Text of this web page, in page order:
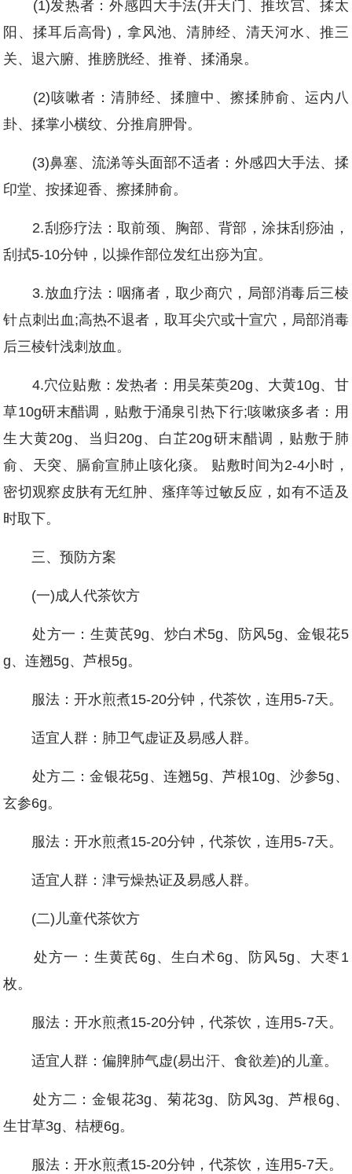
(1)发热者：外感四大手法(开天门、推坎宫、揉太
阳、揉耳后高骨)，拿风池、清肺经、清天河水、推三
关、退六腑、推膀胱经、推脊、揉涌泉。
(2)咳嗽者：清肺经、揉膻中、擦揉肺俞、运内八
卦、揉掌小横纹、分推肩胛骨。
(3)鼻塞、流涕等头面部不适者：外感四大手法、揉
印堂、按揉迎香、擦揉肺俞。
2.刮痧疗法：取前颈、胸部、背部，涂抹刮痧油，
刮拭5-10分钟，以操作部位发红出痧为宜。
3.放血疗法：咽痛者，取少商穴，局部消毒后三棱
针点刺出血;高热不退者，取耳尖穴或十宣穴，局部消毒
后三棱针浅刺放血。
4.穴位贴敷：发热者：用吴茱萸20g、大黄10g、甘
草10g研末醋调，贴敷于涌泉引热下行;咳嗽痰多者：用
生大黄20g、当归20g、白芷20g研末醋调，贴敷于肺
俞、天突、膈俞宣肺止咳化痰。 贴敷时间为2-4小时，
密切观察皮肤有无红肿、瘙痒等过敏反应，如有不适及
时取下。
三、预防方案
(一)成人代茶饮方
处方一：生黄芪9g、炒白术5g、防风5g、金银花5
g、连翘5g、芦根5g。
服法：开水煎煮15-20分钟，代茶饮，连用5-7天。
适宜人群：肺卫气虚证及易感人群。
处方二：金银花5g、连翘5g、芦根10g、沙参5g、
玄参6g。
服法：开水煎煮15-20分钟，代茶饮，连用5-7天。
适宜人群：津亏燥热证及易感人群。
(二)儿童代茶饮方
处方一：生黄芪6g、生白术6g、防风5g、大枣1
枚。
服法：开水煎煮15-20分钟，代茶饮，连用5-7天。
适宜人群：偏脾肺气虚(易出汗、食欲差)的儿童。
处方二：金银花3g、菊花3g、防风3g、芦根6g、
生甘草3g、桔梗6g。
服法：开水煎煮15-20分钟，代茶饮，连用5-7天。